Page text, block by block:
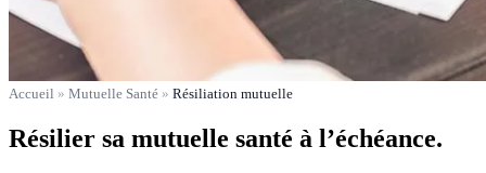
Accueil » Mutuelle Santé » Résiliation mutuelle
Résilier sa mutuelle santé à l’échéance.